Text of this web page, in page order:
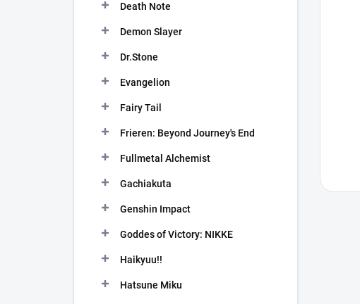
Death Note
Demon Slayer
Dr.Stone
Evangelion
Fairy Tail
Frieren: Beyond Journey's End
Fullmetal Alchemist
Gachiakuta
Genshin Impact
Goddes of Victory: NIKKE
Haikyuu!!
Hatsune Miku